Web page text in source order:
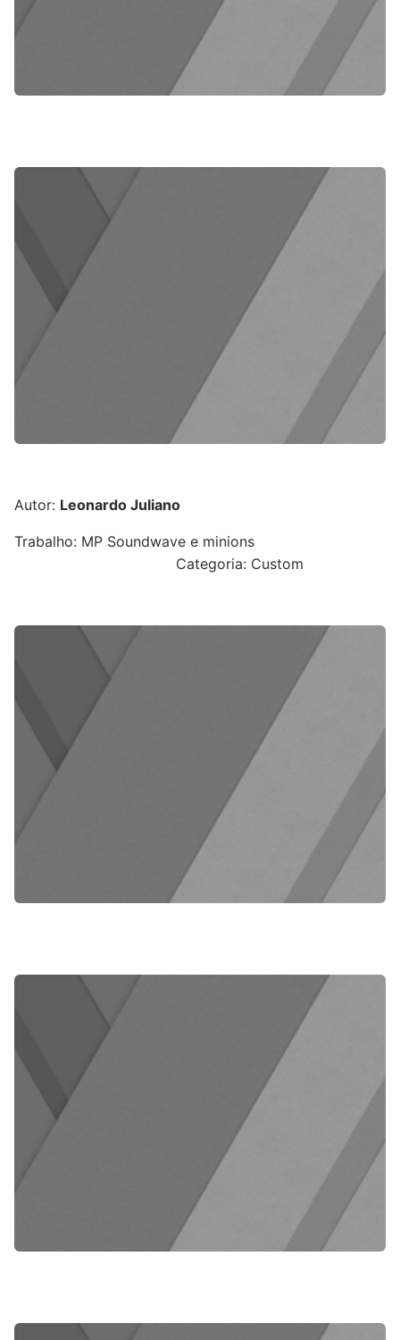
Autor: Leonardo Juliano
Trabalho: MP Soundwave e minions
Categoria: Custom